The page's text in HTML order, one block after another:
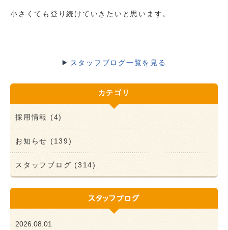
小さくても登り続けていきたいと思います。
スタッフブログ一覧を見る
カテゴリ
採用情報 (4)
お知らせ (139)
スタッフブログ (314)
2026.08.01